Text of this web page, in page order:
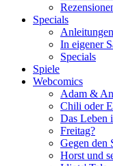
Specials
Anleitungen
In eigener
Specials
Spiele
Webcomics
Adam &
Chili oder
Das Leben
Freitag?
Gegen den
Horst und